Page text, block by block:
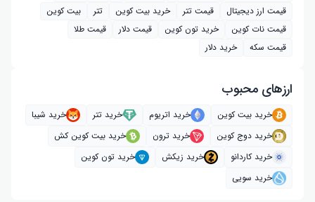
قیمت ارز دیجیتال
قیمت تتر خرید بیت‌ کوین تتر
بیت کوین
قیمت نات کوین
خرید تون کوین قیمت دلار
قیمت طلا
قیمت سکه
خرید دلار
ارز‌های محبوب
خرید بیت کوین خرید اتریوم خرید تتر
خرید شیبا
خرید دوج کوین
خرید ترون
خرید بیت کوین کش
خرید کاردانو
خرید زیکش
خرید تون کوین
خرید سویی